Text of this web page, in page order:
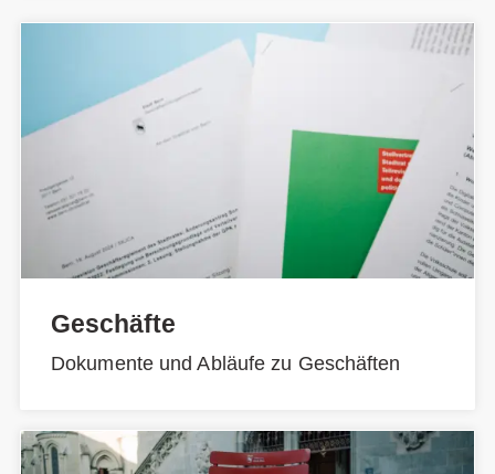
Geschäfte
Dokumente und Abläufe zu Geschäften